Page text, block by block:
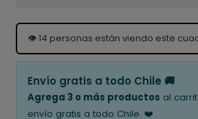
👁️14 personas están viendo este
Envío gratis a todo Chile 🚚
Agrega 3 o más productos al
envío gratis a todo Chile. ❤️